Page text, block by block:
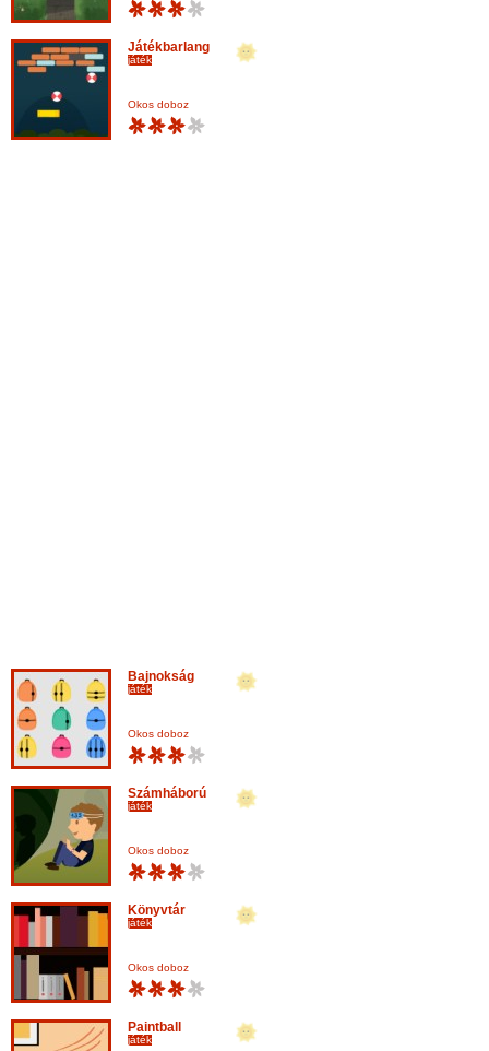
Játékbarlang
játék
Okos doboz
Bajnokság
játék
Okos doboz
Számháború
játék
Okos doboz
Könyvtár
játék
Okos doboz
Paintball
játék